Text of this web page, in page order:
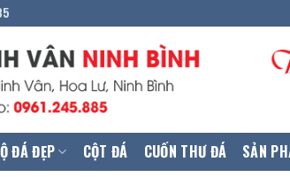
ĐÁ ĐẸP CỘT ĐÁ CUỐN THƯ ĐÁ SẢN